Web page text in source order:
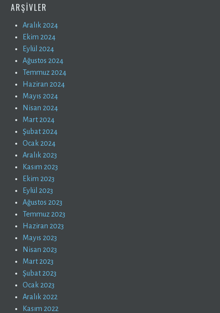
ARŞIVLER
Aralık 2024
Ekim 2024
Eylül 2024
Ağustos 2024
Temmuz 2024
Haziran 2024
Mayıs 2024
Nisan 2024
Mart 2024
Şubat 2024
Ocak 2024
Aralık 2023
Kasım 2023
Ekim 2023
Eylül 2023
Ağustos 2023
Temmuz 2023
Haziran 2023
Mayıs 2023
Nisan 2023
Mart 2023
Şubat 2023
Ocak 2023
Aralık 2022
Kasım 2022